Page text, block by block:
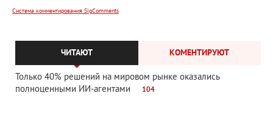
Система комментирования SigComments
ЧИТАЮТ КОМЕНТИРУЮТ
Только 40% решений на мировом рынке оказались
полноценными ИИ-агентами
104